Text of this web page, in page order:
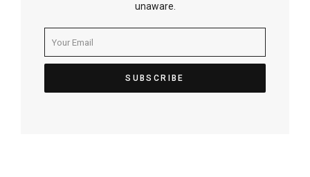
unaware.